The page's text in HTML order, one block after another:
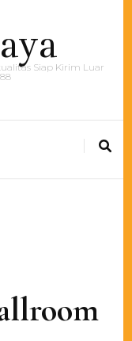
Siap Kirim Luar